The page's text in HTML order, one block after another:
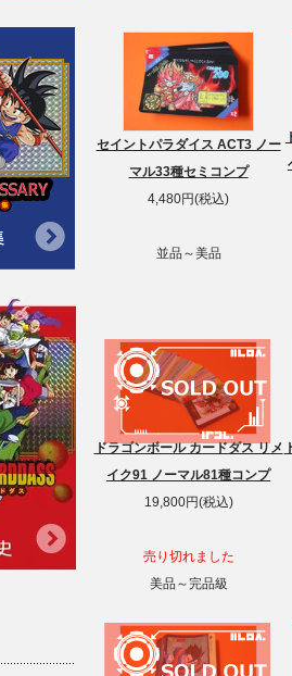
セイントパラダイス ACT3 ノー
マル33種セミコンプ
4,480円(税込)
並品～美品
ドラゴンボール カードダス リメ
イク91 ノーマル81種コンプ
19,800円(税込)
売り切れました
美品～完品級